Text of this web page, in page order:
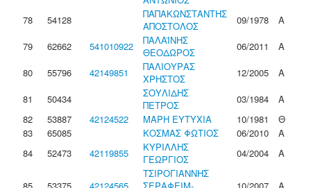
78
54128
ΠΑΠΑΚΩΝΣΤΑΝΤΗΣ
ΑΠΟΣΤΟΛΟΣ
09/1978
Α
79
62662 541010922
ΠΑΛΑΪΝΗΣ
ΘΕΟΔΩΡΟΣ
06/2011
Α
80
55796 42149851
ΠΑΛΙΟΥΡΑΣ
ΧΡΗΣΤΟΣ
12/2005
Α
81
50434
ΣΟΥΛΙΔΗΣ
ΠΕΤΡΟΣ
03/1984
Α
82
53887 42124522 ΜΑΡΗ ΕΥΤΥΧΙΑ 10/1981
Θ
83
65085 ΚΟΣΜΑΣ ΦΩΤΙΟΣ 06/2010
Α
84
52473 42119855
ΚΥΡΙΛΛΗΣ
ΓΕΩΡΓΙΟΣ
04/2004 Α
ΤΣΙΡΟΓΙΑΝΝΗΣ